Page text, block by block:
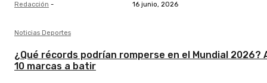
Redacción - 16 junio, 2026
Noticias Deportes
¿Qué récords podrían romperse en el Mundial 2026?
10 marcas a batir